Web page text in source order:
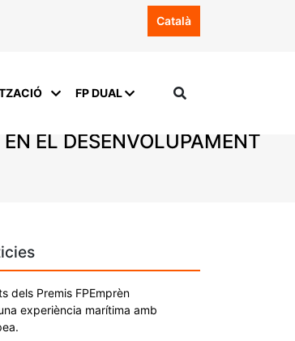
Català
EL DESENVOLUPAMENT
FP DUAL
dels Premis FPEmprèn
experiència marítima amb